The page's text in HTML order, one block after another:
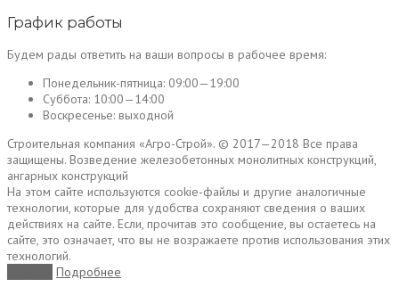
График работы
Будем рады ответить на ваши вопросы в рабочее время:
Понедельник-пятница: 09:00—19:00
Суббота: 10:00—14:00
Воскресенье: выходной
Строительная компания «Агро-Строй». © 2017—2018 Все права
защищены. Возведение железобетонных монолитных конструкций,
ангарных конструкций
На этом сайте используются cookie-файлы и другие аналогичные
технологии, которые для удобства сохраняют сведения о ваших
действиях на сайте. Если, прочитав это сообщение, вы остаетесь на
сайте, это означает, что вы не возражаете против использования этих
технологий.
Подробнее